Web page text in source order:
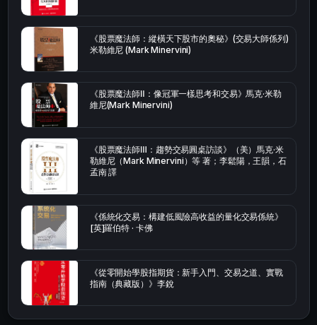
《股票魔法師：縱橫天下股市的奧秘》(交易大師係列)
米勒維尼 (Mark Minervini)
《股票魔法師Ⅱ：像冠軍一樣思考和交易》馬克·米勒
維尼(Mark Minervini)
《股票魔法師Ⅲ：趨勢交易圓桌訪談》（美）馬克·米
勒維尼（Mark Minervini）等 著；李鬆陽，王韻，石
孟南 譯
《係統化交易：構建低風險高收益的量化交易係統》
[英]羅伯特 · 卡佛
《從零開始學股指期貨：新手入門、交易之道、實戰
指南（典藏版）》李銳